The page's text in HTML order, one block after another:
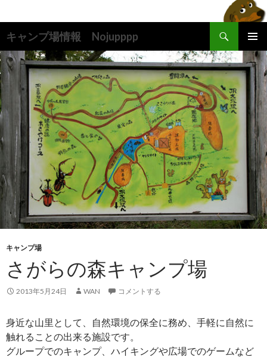
キャンプ場情報 Nojupppp
索
メインメ
ニュー
ン
テ
へ
キャンプ場
さがらの森キャンプ場
2013年5月24日 WAN コメントする
身近な山里として、自然環境の保全に務め、手軽に自然に
触れることの出来る施設です。
グループでのキャンプ、ハイキングや広場でのゲームなど